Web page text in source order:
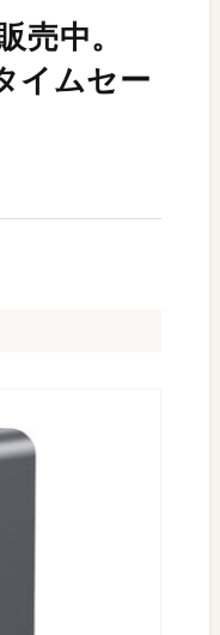
売中。
イムセー